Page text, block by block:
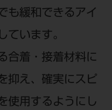
も緩和できるアイ
ています。
合着・接着材料に
抑え、確実にスピ
使用するようにし
規約